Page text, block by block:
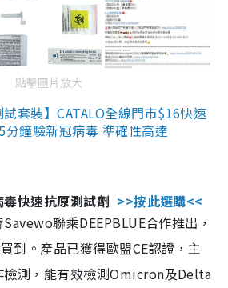
點擊圖片放大
套裝】CATALO全線門市$16快速
鐘驗新冠病毒 準確性高達
快速抗原測試劑 >>按此選購<<
聯乘DEEPBLUE合作推出，
到。產品已獲得歐盟CE認證，主
檢測，能有效檢測Omicron及Delta